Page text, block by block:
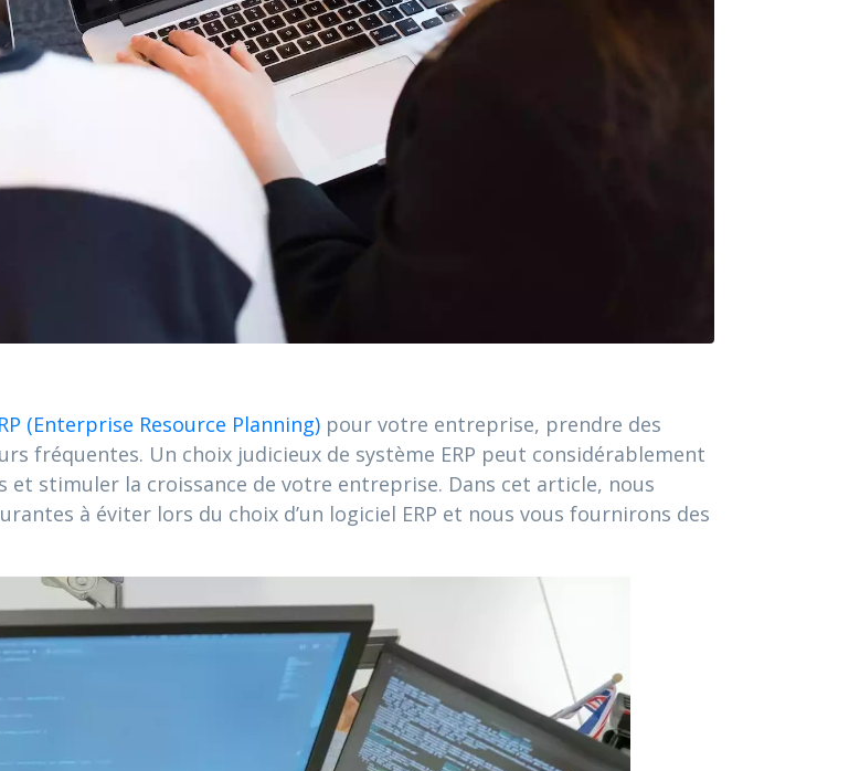
(Enterprise Resource Planning) pour votre entreprise, prendre des
fréquentes. Un choix judicieux de système ERP peut considérablement
et stimuler la croissance de votre entreprise. Dans cet article, nous
à éviter lors du choix d’un logiciel ERP et nous vous fournirons des